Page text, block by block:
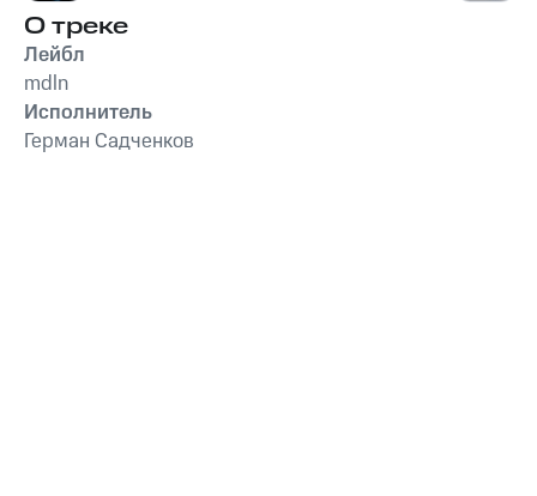
О треке
Лейбл
mdln
Исполнитель
Герман Садченков